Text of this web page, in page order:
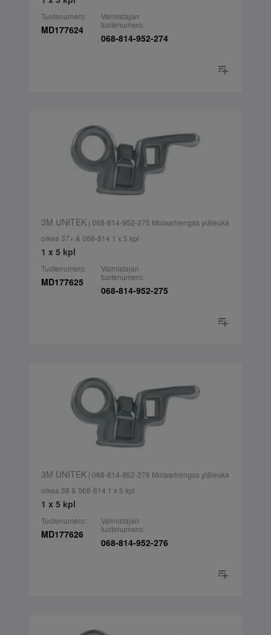
Tuotenumero:
MD177624
Valmistajan
tuotenumero:
068-814-952-274
3M UNITEK| 068-814-952-275 Molaarirengas yläleuka
oikea 37+ & 068-814 1 x 5 kpl
1 x 5 kpl
Tuotenumero:
MD177625
Valmistajan
tuotenumero:
068-814-952-275
3M UNITEK| 068-814-952-276 Molaarirengas yläleuka
oikea 38 & 068-814 1 x 5 kpl
1 x 5 kpl
Tuotenumero:
MD177626
Valmistajan
tuotenumero:
068-814-952-276